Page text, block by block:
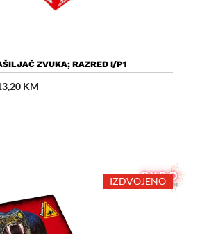
Dodaj U Košaricu
ZVUKA; RAZRED I/P1
cijena
KMTrenutna
IZDVOJENO